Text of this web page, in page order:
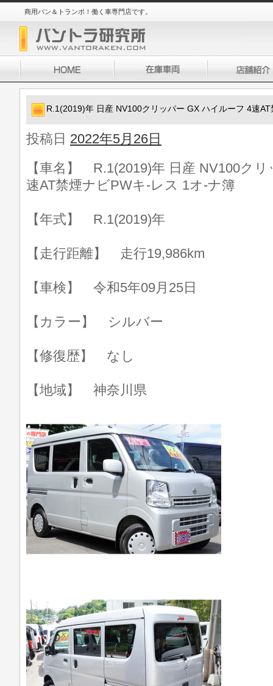
商用バン＆トランポ！働く車専門店です。
R.1(2019)年 日産 NV100クリッパー GX ハイルーフ 4速
投稿日 2022年5月26日
【車名】 R.1(2019)年 日産 NV100ク
速AT禁煙ナビPWキ-レス 1オ-ナ簿
【年式】 R.1(2019)年
【走行距離】 走行19,986km
【車検】 令和5年09月25日
【カラー】 シルバー
【修復歴】 なし
【地域】 神奈川県